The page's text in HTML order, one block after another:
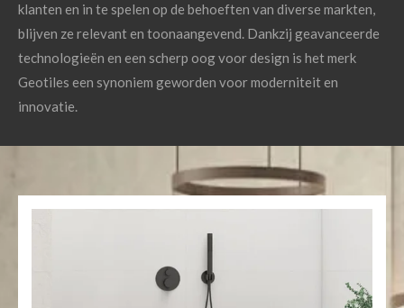
klanten en in te spelen op de behoeften van diverse markten,
blijven ze relevant en toonaangevend. Dankzij geavanceerde
technologieën en een scherp oog voor design is het merk
Geotiles een synoniem geworden voormoderniteit en
innovatie.